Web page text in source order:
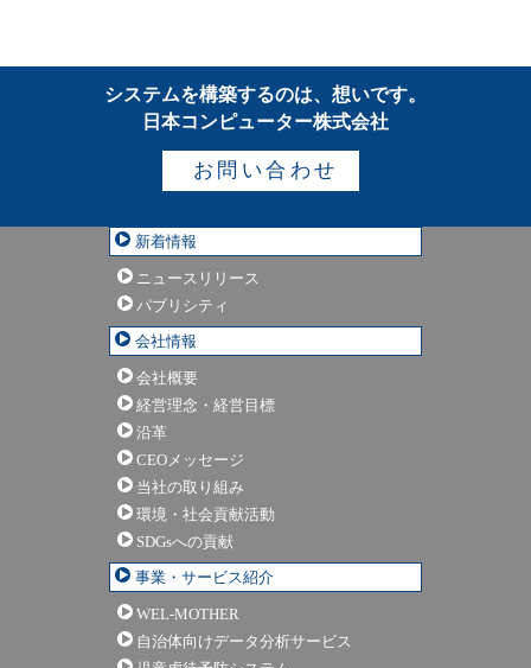
システムを構築するのは、想いです。
日本コンピューター株式会社
お問い合わせ
新着情報
ニュースリリース
パブリシティ
会社情報
会社概要
経営理念・経営目標
沿革
CEOメッセージ
当社の取り組み
環境・社会貢献活動
SDGsへの貢献
事業・サービス紹介
WEL-MOTHER
自治体向けデータ分析サービス